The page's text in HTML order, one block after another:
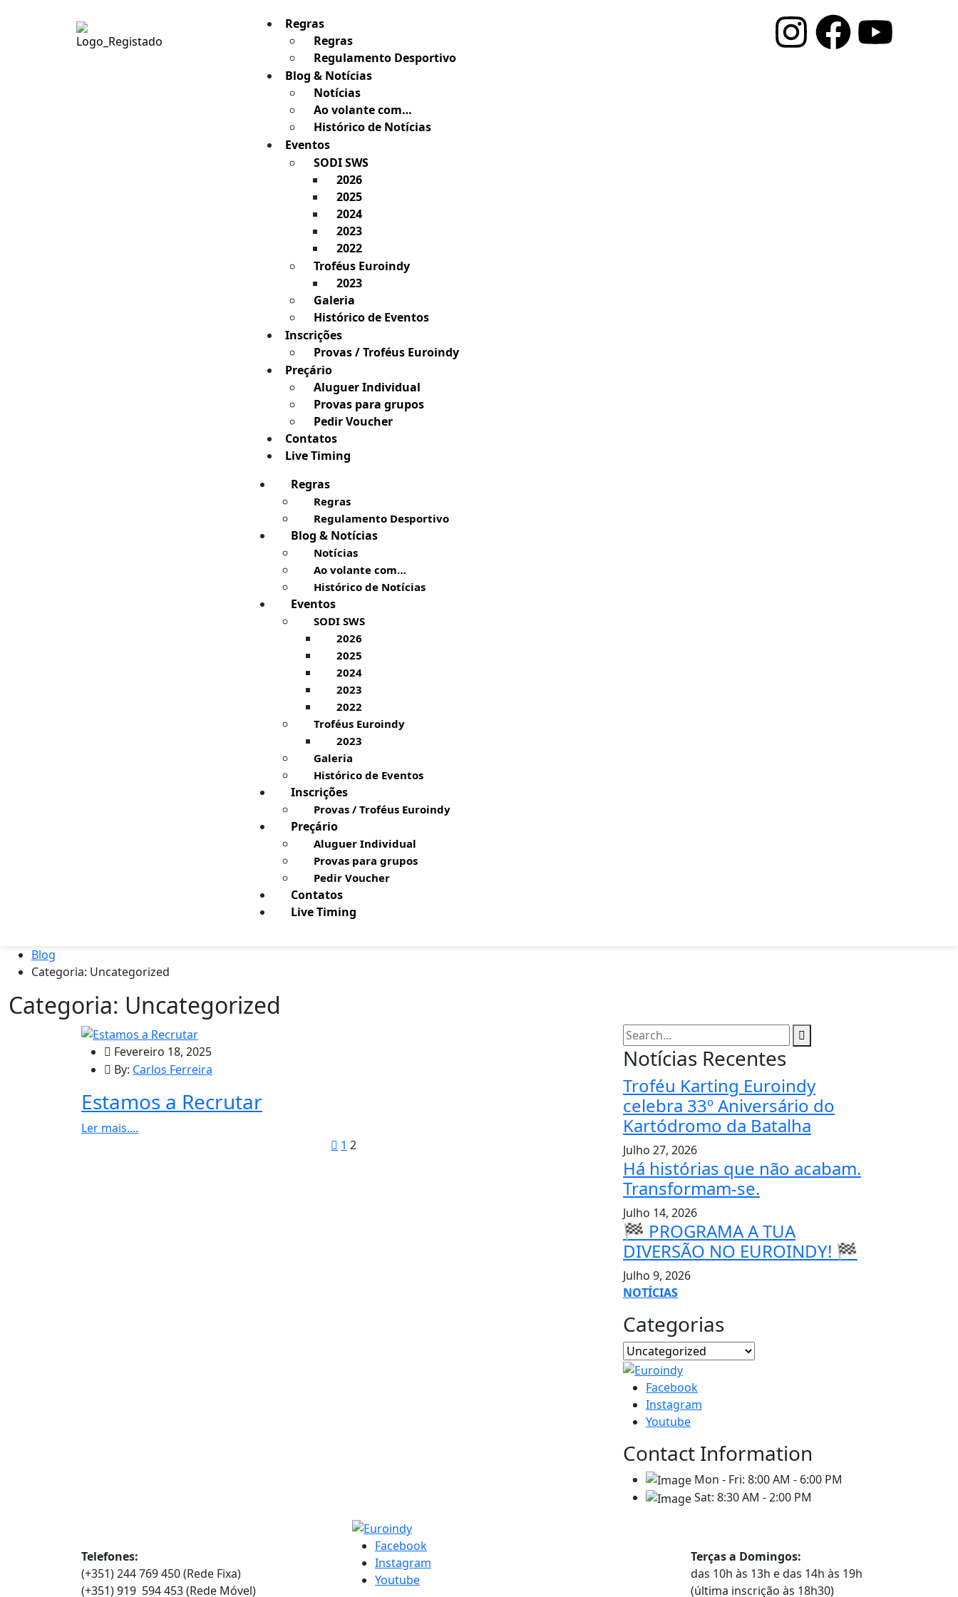
Regras
Regras
Regulamento Desportivo
Blog & Notícias
Notícias
Ao volante com…
Histórico de Notícias
Eventos
SODI SWS
2026
2025
2024
2023
2022
Troféus Euroindy
2023
Galeria
Histórico de Eventos
Inscrições
Provas / Troféus Euroindy
Preçário
Aluguer Individual
Provas para grupos
Pedir Voucher
Contatos
Live Timing
Regras
Regras
Regulamento Desportivo
Blog & Notícias
Notícias
Ao volante com…
Histórico de Notícias
Eventos
SODI SWS
2026
2025
2024
2023
2022
Troféus Euroindy
2023
Galeria
Histórico de Eventos
Inscrições
Provas / Troféus Euroindy
Preçário
Aluguer Individual
Provas para grupos
Pedir Voucher
Contatos
Live Timing
Blog
Categoria: Uncategorized
Categoria: Uncategorized
Fevereiro 18, 2025
By: Carlos Ferreira
Estamos a Recrutar
Ler mais....
1 2
Notícias Recentes
Troféu Karting Euroindy
celebra 33º Aniversário do
Kartódromo da Batalha
Julho 27, 2026
Há histórias que não acabam.
Transformam-se.
Julho 14, 2026
🏁 PROGRAMA A TUA
DIVERSÃO NO EUROINDY! 🏁
Julho 9, 2026
NOTÍCIAS
Categorias
Facebook
Instagram
Youtube
Contact Information
Mon - Fri: 8:00 AM - 6:00 PM
Sat: 8:30 AM - 2:00 PM
Telefones:
(+351) 244 769 450 (Rede Fixa)
(+351) 919 594 453 (Rede Móvel)
Facebook
Instagram
Youtube
Terças a Domingos:
das 10h às 13h e das 14h às 19h
(última inscrição às 18h30)